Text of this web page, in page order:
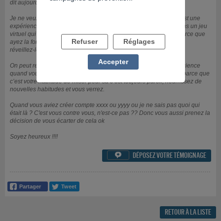
dit aujourd’hui tu dis Stop demain tu rechutes ..
Je ne veux pas parler de ce qui n’a perdu parce que pour moi c’est une
expérience, aujourd’hui j’ai décidé d’arrêter parce que ce n’est pas un jeu
virtuel qui va prendre possession de ma vie. Je me sens libéré parce que
ayez la force de dire non et restez là dessus il y a un lion en nous,
réveillez-le !
On peut regagner l’argent perdu mais pas le temps. Prenez conscience
quand vous avez un peu d’argent, forcez-vous à le garder. C’est parce que
c’est votre habitude de miser pour sa c’est toujours pareil, nourrissez de
nouvelles habitudes et vous verrez.
Quand vous aviez créer compte xxxx ou yyyy ou je ne sais pas quoi qui
était là ? C'est vous contre vous, n'est-ce pas ?? Donc vous aussi prenez la
décision de vous écarter de cela ok
Soyez heureux !!!!
 DÉPOSEZ VOTRE TÉMOIGNAGE
RETOUR À LA LISTE
Refuser Réglages
Accepter